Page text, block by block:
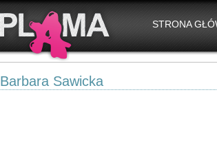
STRONA
Barbara Sawicka